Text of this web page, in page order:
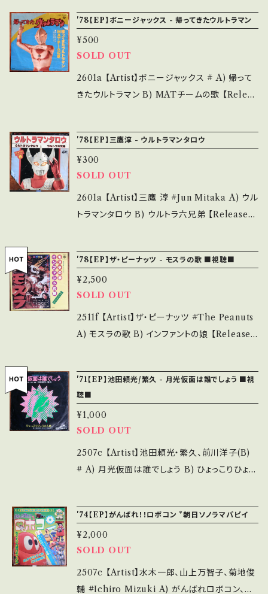
は、About 画面にてご確認ください。 ___
足しています。 *中古という事をご理解して頂け
る方のご購入をお願い致します。 Please purc
hase it if you understand that it is secon
d hand. *詳しくは ■■■状態・説明 / 発送に
ついて■■■ をご覧ください。 https://onbank
Record：B-/B- (国内盤) *ジャケしわ多、微キ
ズ多 _________________________
【About the state/状態説明】 S・新品未開封
など A・綺麗・キズ等も無く、痛みも薄い B・多少
痛み・キズなど見られる C・痛み多・キズ多く痛
します。 Please purchase it if you underst
and that it is second hand. *詳しくは ■■
■状態・説明 / 発送について■■■ をご覧くだ
さい。 https://onbankutsu.thebase.in/item
s/14252144 お知らせ等は、About 画面にてご
'78【EP】ボニージャックス - 帰ってきたウルトラマン
¥500
SOLD OUT
2601a 【Artist】ボニージャックス # A) 帰って
きたウルトラマン B) MATチームの歌 【Releas
n】 Jacket/Record：C/B- (国内盤) *ジャケ破
損・破れ、微キズ多 ________________
_________ 【About the state/状態説明】
S・新品未開封など A・綺麗・キズ等も無く、痛み
も薄い B・多少痛み・キズなど見られる C・痛み
購入をお願い致します。 Please purchase it i
f you understand that it is second hand.
*詳しくは ■■■状態・説明 / 発送について■
■■ をご覧ください。 https://onbankutsu.th
ebase.in/items/14252144 お知らせ等は、Ab
'78【EP】三鷹淳 - ウルトラマンタロウ
¥300
SOLD OUT
2601a 【Artist】三鷹 淳 #Jun Mitaka A) ウル
トラマンタロウ B) ウルトラ六兄弟 【Release/L
【Condition】 Jacket/Record：C/B- (国内盤)
*ジャケ破損・破れ、微キズ多 ___________
______________ 【About the state/状
態説明】 S・新品未開封など A・綺麗・キズ等も
無く、痛みも薄い B・多少痛み・キズなど見られ
る方のご購入をお願い致します。 Please purc
hase it if you understand that it is secon
d hand. *詳しくは ■■■状態・説明 / 発送に
ついて■■■ をご覧ください。 https://onbank
utsu.thebase.in/items/14252144 お知らせ
等は、About 画面にてご確認ください。 ___【b
'78【EP】ザ・ピーナッツ - モスラの歌 ■視聴■
¥2,500
SOLD OUT
2511f 【Artist】ザ・ピーナッツ #The Peanuts
A) モスラの歌 B) インファントの娘 【Release/
281■ https://youtu.be/HY9E0FxmFS8
【Condition】 Jacket/Record：B+/B+ (国内
盤) _________________________
【About the state/状態説明】 S・新品未開封
など A・綺麗・キズ等も無く、痛みも薄い B・多少
痛み・キズなど見られる C・痛み多・キズ多く痛
します。 Please purchase it if you underst
and that it is second hand. *詳しくは ■■
■状態・説明 / 発送について■■■ をご覧くだ
さい。 https://onbankutsu.thebase.in/item
s/14252144 お知らせ等は、About 画面にてご
'71【EP】池田頼光/繁久 - 月光仮面は誰でしょう ■視
聴■
¥1,000
SOLD OUT
2507c 【Artist】池田頼光・繁久、前川洋子(B)
# A) 月光仮面は誰でしょう B) ひょっこりひょう
スト・モンド・カヴァー！ *B曲オリジナル版 視聴
■OBK264■ https://youtu.be/uoBH1txj9
yU 【Condition】 Jacket/Record：B-/B (国
内盤/袋ジャケ) *ジャケしわ痛み ________
_________________ 【About the stat
'74【EP】がんばれ！！ロボコン *朝日ソノラマパピイ
¥2,000
SOLD OUT
2507c 【Artist】水木一郎、山上万智子、菊地俊
輔 #Ichiro Mizuki A) がんばれロボコン、ロ